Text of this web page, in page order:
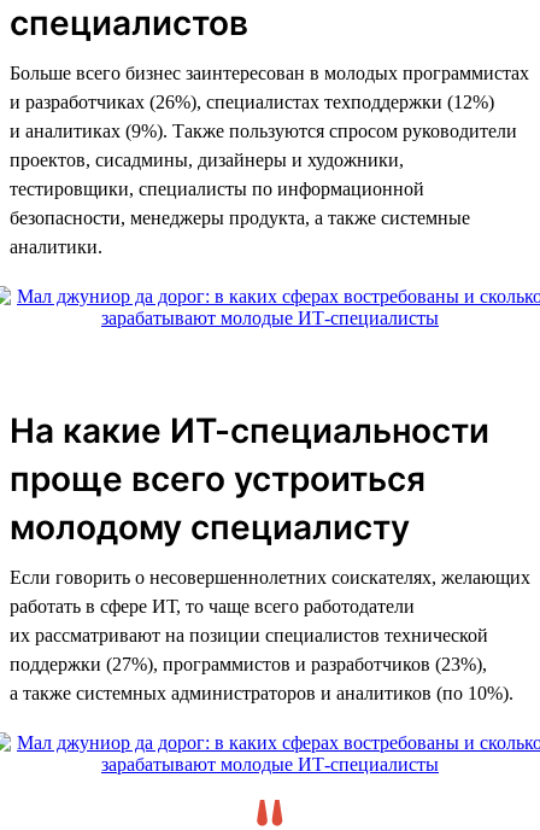
специалистов
Больше всего бизнес заинтересован в молодых программистах
и разработчиках (26%), специалистах техподдержки (12%)
и аналитиках (9%). Также пользуются спросом руководители
проектов, сисадмины, дизайнеры и художники,
тестировщики, специалисты по информационной
безопасности, менеджеры продукта, а также системные
аналитики.
На какие ИТ-специальности
проще всего устроиться
молодому специалисту
Если говорить о несовершеннолетних соискателях, желающих
работать в сфере ИТ, то чаще всего работодатели
их рассматривают на позиции специалистов технической
поддержки (27%), программистов и разработчиков (23%),
а также системных администраторов и аналитиков (по 10%).